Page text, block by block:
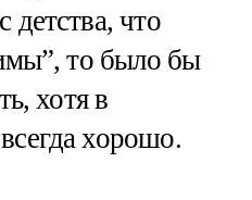
что
то было бы
хотя в
хорошо.